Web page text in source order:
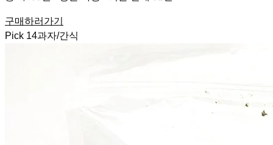
구매하러가기
Pick 14과자/간식